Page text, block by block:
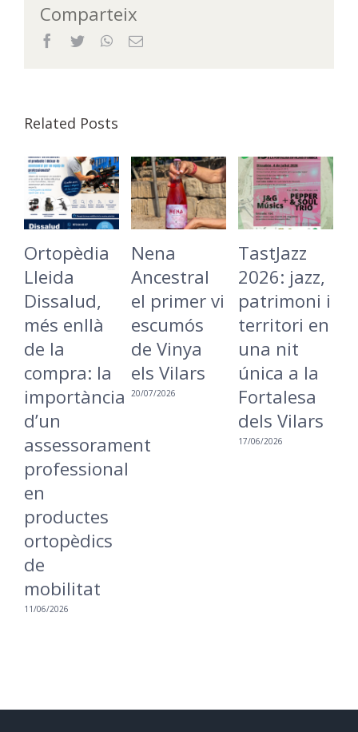
Comparteix
Facebook
TwitterWhatsApp
Email
Related Posts
Ortopèdia
Lleida
Dissalud,
més enllà
de la
compra: la
importància
d’un
assessorament
professional
en
productes
ortopèdics
de
mobilitat
11/06/2026
Nena
Ancestral
el primer vi
escumós
de Vinya
els Vilars
20/07/2026
TastJazz
2026: jazz,
patrimoni i
territori en
una nit
única a la
Fortalesa
dels Vilars
17/06/2026